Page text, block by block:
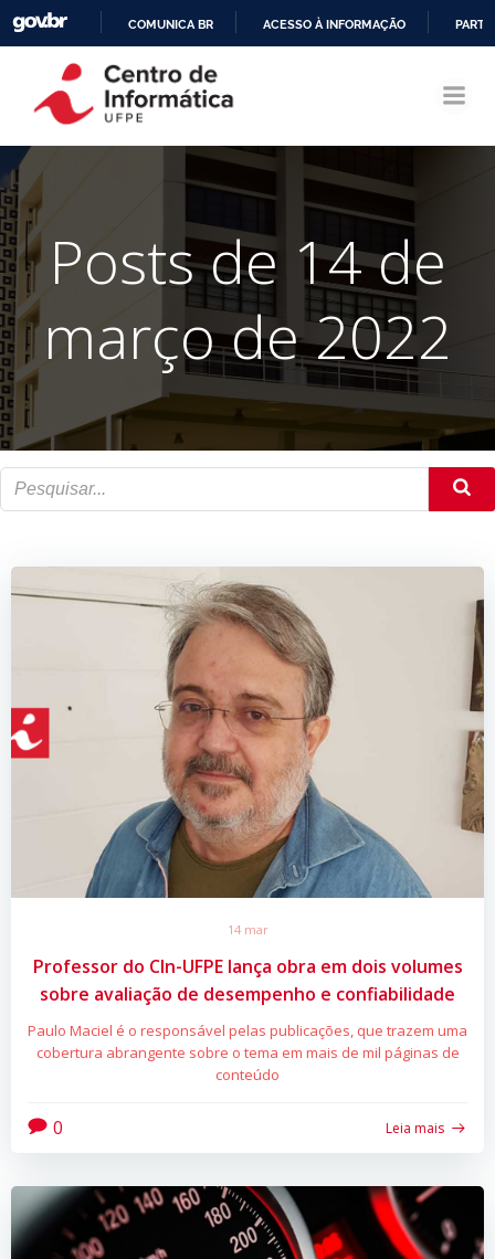
CONTEÚDO
COMUNICA BR ACESSO À INFORMAÇÃO
Posts de 14 de
março de 2022
14 mar
Professor do CIn-UFPE lança obra em dois volumes
sobre avaliação de desempenho e confiabilidade
Paulo Maciel é o responsável pelas publicações, que trazem uma
cobertura abrangente sobre o tema em mais de mil páginas de
conteúdo
0 Leia mais